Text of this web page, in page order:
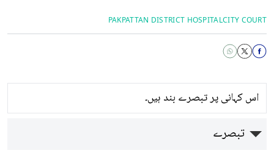
CITY COURT
PAKPATTAN DISTRICT HOSPITAL
اس کہانی پر تبصرے بند ہیں۔
تبصرے